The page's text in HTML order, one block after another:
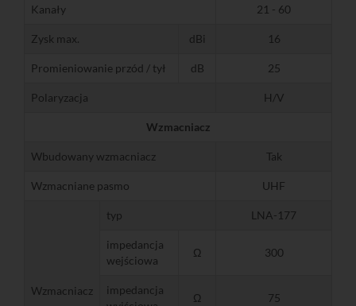
Kanały 21 - 60
Zysk max. dBi 16
Promieniowanie przód / tył dB 25
Polaryzacja H/V
Wzmacniacz
Wbudowany wzmacniacz Tak
Wzmacniane pasmo UHF
Wzmacniacz
typ LNA-177
impedancja
wejściowa
Ω 300
impedancja
Ω 75